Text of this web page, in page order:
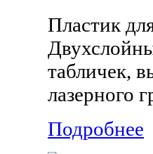
Пластик
табличек,
лазерного
Подробнее